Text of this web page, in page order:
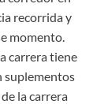
recorrida y
momento.
carrera tiene
suplementos
la carrera